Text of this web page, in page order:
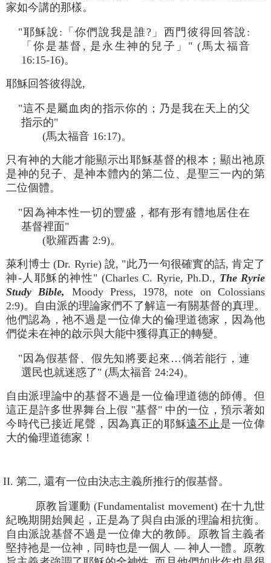
家如今講的那樣。
"耶穌說:「你們說我是誰?」西門彼得回答說:
「你是基督, 是永生神的兒子」" (馬太福音
16:15-16)。
耶穌回答彼得說,
"這不是屬血肉的指示你的；乃是我在天上的父
指示的"
(馬太福音 16:17)。
只有神的大能才能顯示出耶穌基督的根本；顯出祂原
是神的兒子、是神本體內的第二位、是聖三一內的第
二位個體。
"因為神本性一切的豐盛，都有形有體地居住在
基督裡面"
(歌羅西書 2:9)。
萊利博士 (Dr. Ryrie) 說, "此乃一句很確實的話, 肯定了
神-人耶穌的神性" (Charles C. Ryrie, Ph.D., The Ryrie
Study Bible,
Moody Press, 1978, note on Colossians
2:9)。自由派的理論家們不了解這一有關基督的真理。
他們認為，祂不過是一位偉大的倫理道德家，因為他
們從未在神的啟示與大能中獲得真正的轉變。
"因為假基督、假先知將要起來…倘若能行，連
選民也就迷惑了" (馬太福音 24:24)。
自由派理論中的基督不過是一位倫理道德的師傅。但
這正是許多世界舞台上假 "基督" 中的一位，預示著如
今時代已接近尾聲，因為真正的耶穌遠不止是一位偉
大的倫理道德家！
II. 第二, 還有一位由決志主義所推行的假基督。
原教旨運動 (Fundamentalist movement) 在十九世
紀晚期開始興起，正是為了與自由派的理論相抗衡。
自由派說基督不過是一位偉大的教師。原教旨主義者
堅持祂是一位神，同時也是一個人 — 神人一體。原教